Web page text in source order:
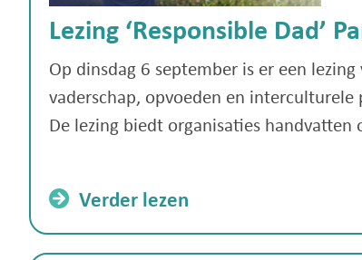
Lezing ‘Responsible Dad’
Op dinsdag 6 september is er een
vaderschap, opvoeden en interculturele
De lezing biedt organisaties
Verder lezen